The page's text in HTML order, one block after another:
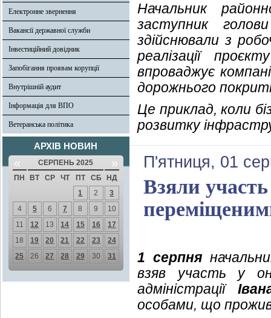
Електронне звернення
Вакансії державної служби
Інвестиційний довідник
Запобігання проявам корупції
Внутрішній аудит
Інформація для ВПО
Ветеранська політика
АРХІВ НОВИН
« СЕРПЕНЬ 2025 »
ПН ВТ СР ЧТ ПТ СБ
НД
1
2
3
4
5 6 7 8 9
10
11
12 13 14 15 16
17
18
19 20 21 22 23
24
25
26 27 28 29 30 31
Начальник
заступник
здійснювали з
реалізації
впроваджує
дорожнього
Це приклад, коли
розвитку
П'ятниця, 01
Взяли
1 серпня
взяв участь у
адміністрації
особами, що